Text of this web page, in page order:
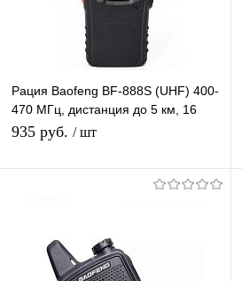
Рация Baofeng BF-888S (UHF) 400-
470 МГц, дистанция до 5 км, 16
каналов, таймер, фонарик
935 руб. / шт
Купить в 1 клик
В избранное